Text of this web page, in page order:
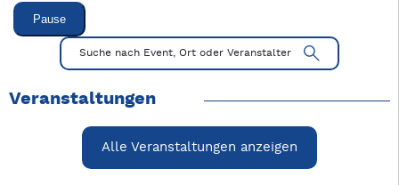
Karussell Veranstaltungen überspringen
Pause
Mit Tab zu den Steuerelementen wechseln. Mit Pfeiltasten
Suche nach Event, Ort oder Veranstalter
Veranstaltungen
Alle Veranstaltungen anzeigen